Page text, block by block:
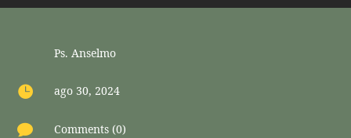
Ps. Anselmo
 ago 30, 2024
 Comments (0)